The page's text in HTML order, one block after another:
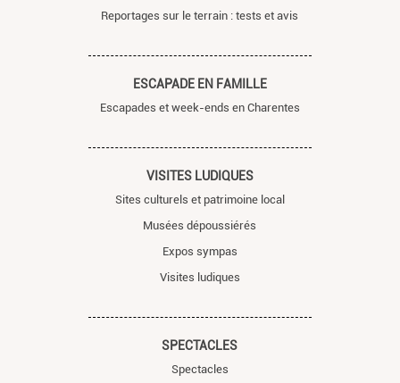
Reportages sur le terrain : tests et avis
ESCAPADE EN FAMILLE
Escapades et week-ends en Charentes
VISITES LUDIQUES
Sites culturels et patrimoine local
Musées dépoussiérés
Expos sympas
Visites ludiques
SPECTACLES
Spectacles